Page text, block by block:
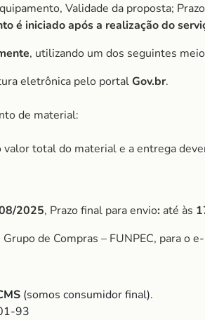
Validade da proposta;
é iniciado após a realização do
, utilizando um dos seguintes
eletrônica pelo portalGov.br.
de material:
total do material e a entrega
2025, Prazo final para envio: até às
de Compras – FUNPEC, para o
(somos consumidor final).
93